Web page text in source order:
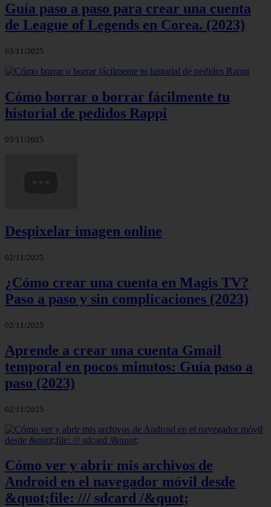
Guía paso a paso para crear una cuenta
de League of Legends en Corea. (2023)
03/11/2025
Cómo borrar o borrar fácilmente tu
historial de pedidos Rappi
03/11/2025
Despixelar imagen online
02/11/2025
¿Cómo crear una cuenta en Magis TV?
Paso a paso y sin complicaciones (2023)
02/11/2025
Aprende a crear una cuenta Gmail
temporal en pocos minutos: Guía paso a
paso (2023)
02/11/2025
Cómo ver y abrir mis archivos de
Android en el navegador móvil desde
&quot;file: /// sdcard /&quot;